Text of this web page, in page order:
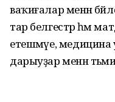
ваҡиғалар менән
тар белгестәр һәм
етешмәүе,
дарыуҙар менән